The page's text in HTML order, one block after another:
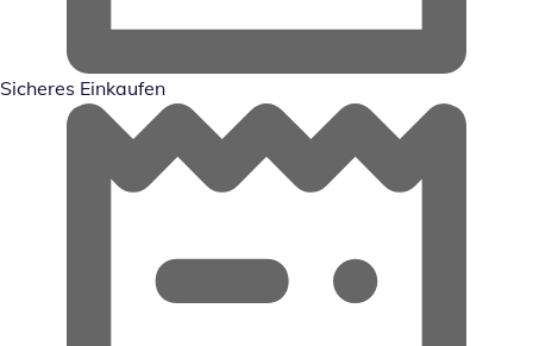
Sicheres Einkaufen